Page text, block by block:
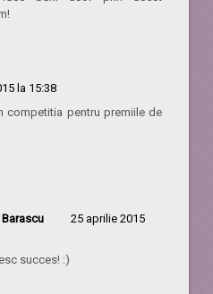
la 15:38
competitia pentru premiile de
25 aprilie 2015
succes! :)